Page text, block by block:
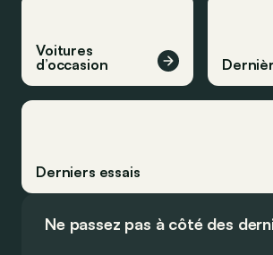
Voitures
d’occasion
Derniers essais
Ne passez pas à côté des